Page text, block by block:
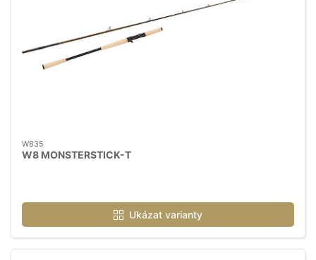
W835
W8 MONSTERSTICK-T
Ukázat varianty